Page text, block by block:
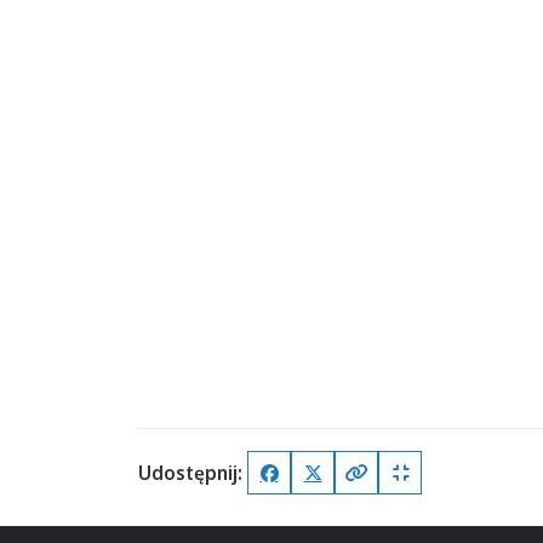
Udostępnij: FacebookX (Twitter)
Kopiuj pełny link
Kopiuj krótki